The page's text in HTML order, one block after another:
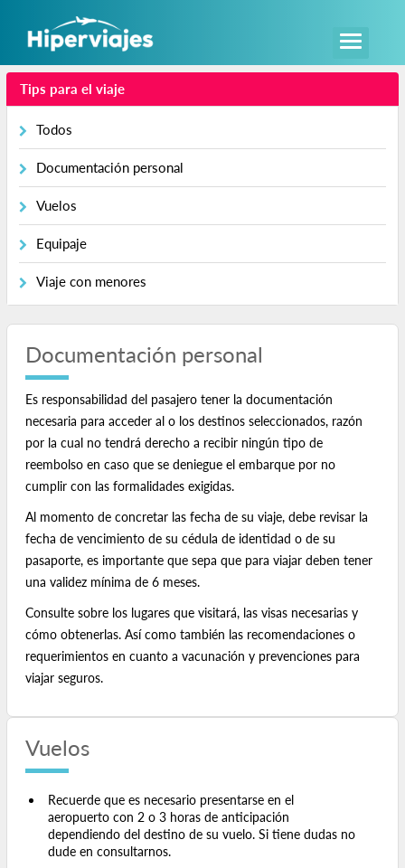
Tips para el viaje
Todos
Documentación personal
Vuelos
Equipaje
Viaje con menores
Documentación personal
Es responsabilidad del pasajero tener la documentación
necesaria para acceder al o los destinos seleccionados, razón
por la cual no tendrá derecho a recibir ningún tipo de
reembolso en caso que se deniegue el embarque por no
cumplir con las formalidades exigidas.
Al momento de concretar las fecha de su viaje, debe revisar la
fecha de vencimiento de su cédula de identidad o de su
pasaporte, es importante que sepa que para viajar deben tener
una validez mínima de 6 meses.
Consulte sobre los lugares que visitará, las visas necesarias y
cómo obtenerlas. Así como también las recomendaciones o
requerimientos en cuanto a vacunación y prevenciones para
viajar seguros.
Vuelos
Recuerde que es necesario presentarse en el
aeropuerto con 2 o 3 horas de anticipación
dependiendo del destino de su vuelo. Si tiene dudas no
dude en consultarnos.